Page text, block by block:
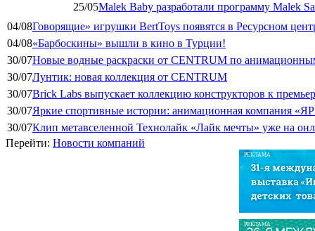
25/05Malek Baby разработали программу Malek
04/08Говорящие» игрушки BertToys появятся в Ресурсном
04/08«Барбоскины» вышли в кино в Турции!
30/07Новые водные раскраски от CENTRUM по
30/07Лунтик: новая коллекция от CENTRUM
30/07Brick Labs выпускает коллекцию конструкторов к
30/07Яркие спортивные истории: анимационная компания
30/07Клип метавселенной Технолайк «Лайк мечты» уже на
Перейти: Новости компаний
РЕКЛАМА
РЕКЛАМА